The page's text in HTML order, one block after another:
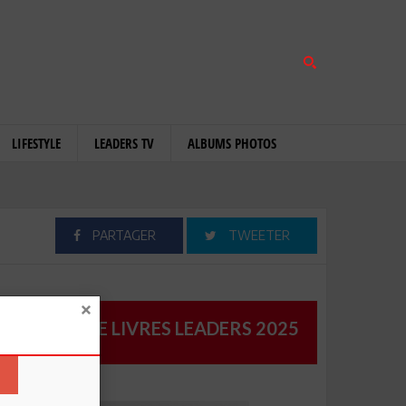
LIFESTYLE LEADERS TV ALBUMS PHOTOS
PARTAGER TWEETER
CATALOGUE LIVRES LEADERS 2025